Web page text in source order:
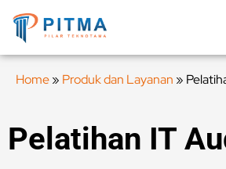
Home» Produk dan Layanan »
Pelatihan IT